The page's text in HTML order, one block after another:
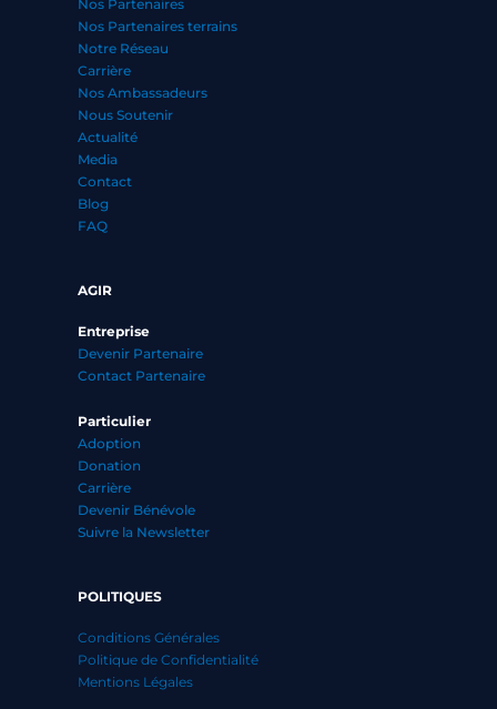
Nos Partenaires
Nos Partenaires terrains
Notre Réseau
Carrière
Nos Ambassadeurs
Nous Soutenir
Actualité
Media
Contact
Blog
FAQ
AGIR
Entreprise
Devenir Partenaire
Contact Partenaire
Particulier
Adoption
Donation
Carrière
Devenir Bénévole
Suivre la Newsletter
POLITIQUES
Conditions Générales
Politique de Confidentialité
Mentions Légales